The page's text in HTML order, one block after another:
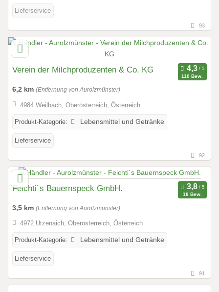
Lieferservice
93
Verein der Milchproduzenten & Co. KG
110 Bew.
6,2 km (Entfernung von Aurolzmünster)
4984 Weilbach, Oberösterreich, Österreich
Produkt-Kategorie: Lebensmittel und Getränke
Lieferservice
92
Feichti´s Bauernspeck GmbH.
18 Bew.
3,5 km (Entfernung von Aurolzmünster)
4972 Utzenaich, Oberösterreich, Österreich
Produkt-Kategorie: Lebensmittel und Getränke
Lieferservice
91